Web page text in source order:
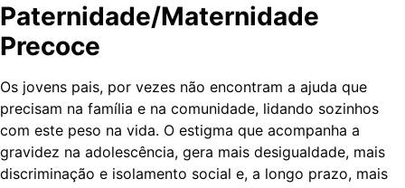
Paternidade/Maternidade
Precoce
Os jovens pais, por vezes não encontram a ajuda que
precisam na família e na comunidade, lidando sozinhos
com este peso na vida. O estigma que acompanha a
gravidez na adolescência, gera mais desigualdade, mais
discriminação e isolamento social e, a longo prazo, mais